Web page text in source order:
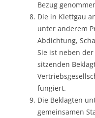
Bezug
Die in Klettgau
unter anderem
Abdichtung,
Sie ist neben
sitzenden
fungiert.
Die Beklagten
gemeinsamen